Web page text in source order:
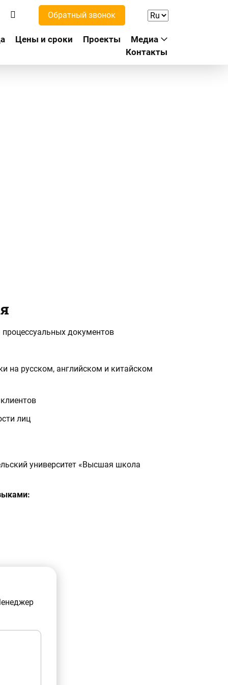
Обратный звонок
Цены и сроки Проекты
Медиа
Контакты
документов
на русском, английском и китайском
лиц
университет «Высшая школа